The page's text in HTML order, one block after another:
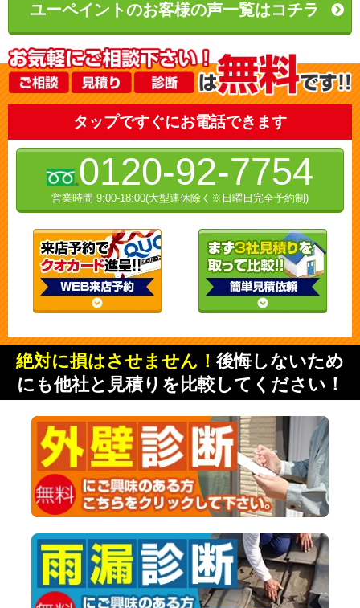
ユーペイントのお客様の声一覧はコチラ
タップですぐにお電話できます
0120-92-7754
営業時間 9:00-18:00(大型連休除く※日曜日完全予約制)
絶対に損はさせません！ 後悔しないため
にも他社と見積りを比較してください！